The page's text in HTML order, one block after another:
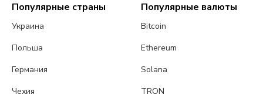
Популярные страны
Украина
Польша
Германия
Чехия
Популярные валюты
Bitcoin
Ethereum
Solana
TRON